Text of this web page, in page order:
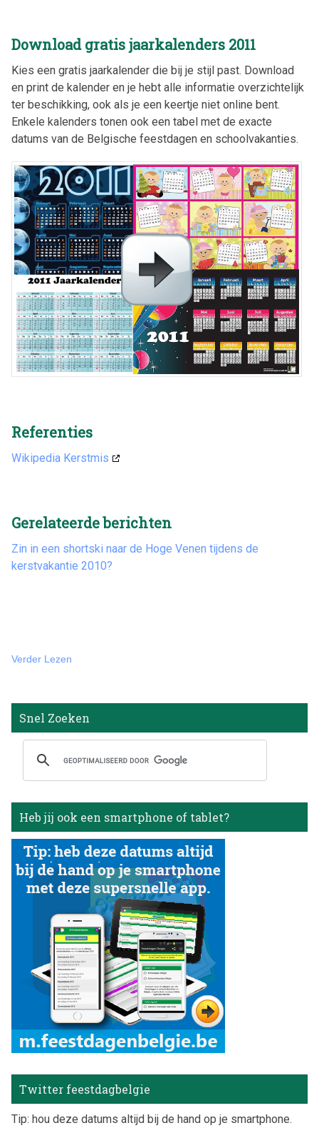
Download gratis jaarkalenders 2011
Kies een gratis jaarkalender die bij je stijl past. Download
en print de kalender en je hebt alle informatie overzichtelijk
ter beschikking, ook als je een keertje niet online bent.
Enkele kalenders tonen ook een tabel met de exacte
datums van de Belgische feestdagen en schoolvakanties.
Referenties
Wikipedia Kerstmis
Gerelateerde berichten
Zin in een shortski naar de Hoge Venen tijdens de
kerstvakantie 2010?
Verder Lezen
Snel Zoeken
Heb jij ook een smartphone of tablet?
Twitter feestdagbelgie
Tip: hou deze datums altijd bij de hand op je smartphone.